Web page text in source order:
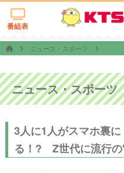
番組表
ニュース・スポーツ
ニュース・スポーツ
3人に1人がスマホ裏
る！? Z世代に流行